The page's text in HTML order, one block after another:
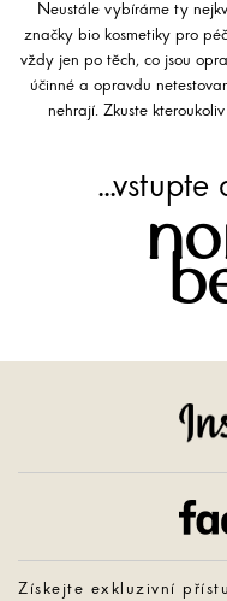
Neustále vybíráme ty
značky bio kosmetiky pro
vždy jen po těch, co jsou
účinné a opravdu
nehrají. Zkuste
...vstupte
Získejte exkluzivní